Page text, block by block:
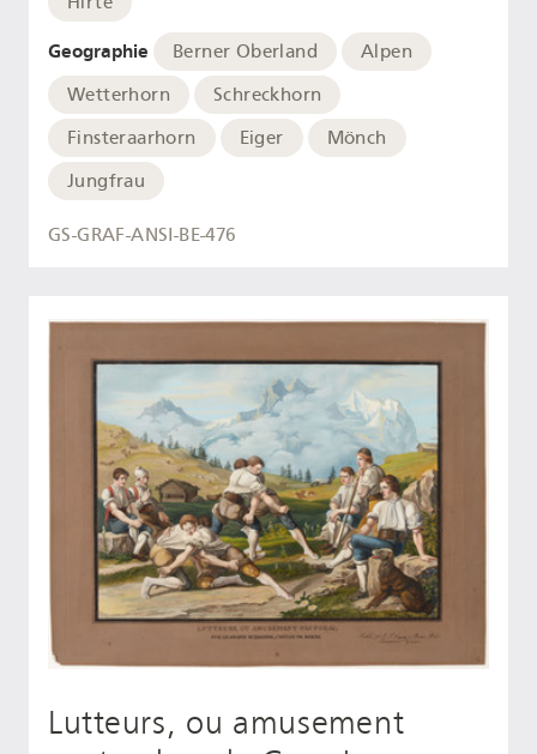
Geographie Berner Oberland
Alpen
Wetterhorn
Schreckhorn
Finsteraarhorn
Eiger
Mönch
Jungfrau
GS-GRAF-ANSI-BE-476
Lutteurs, ou amusement